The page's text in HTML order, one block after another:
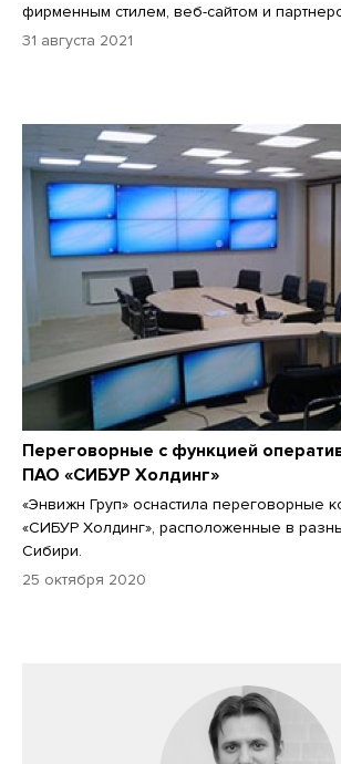
фирменным стилем, веб-сайтом и
31 августа 2021
Переговорные с функцией
ПАО «СИБУР Холдинг»
«Энвижн Груп» оснастила переговорные
«СИБУР Холдинг», расположенные в
Сибири.
25 октября 2020